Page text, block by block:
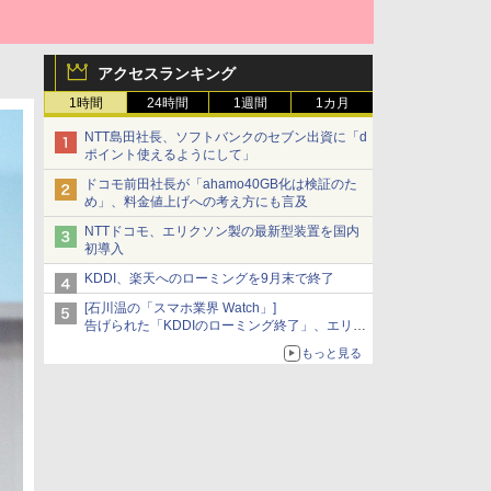
アクセスランキング
1時間 24時間 1週間 1カ月
NTT島田社長、ソフトバンクのセブン出資に「d
ポイント使えるようにして」
ドコモ前田社長が「ahamo40GB化は検証のた
め」、料金値上げへの考え方にも言及
NTTドコモ、エリクソン製の最新型装置を国内
初導入
KDDI、楽天へのローミングを9月末で終了
[石川温の「スマホ業界 Watch」]
告げられた「KDDIのローミング終了」、エリア
マップの落とし穴と楽天モバイルの課題
もっと見る